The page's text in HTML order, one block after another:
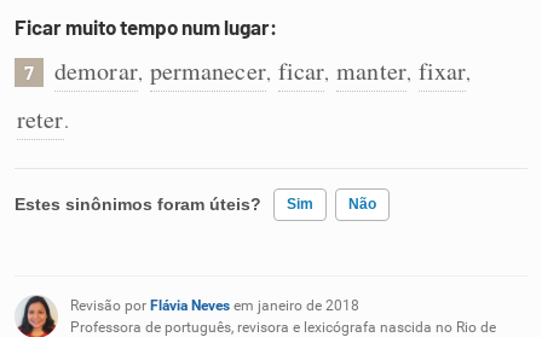
Ficar muito tempo num lugar:
7 demorar, permanecer, ficar, manter, fixar,
reter.
Estes sinônimos foram úteis? Sim Não
Nenhum dos sinônimos apresentados me ajudou
Revisão por Flávia Neves em janeiro de 2018
Professora de português, revisora e lexicógrafa nascida no Rio de